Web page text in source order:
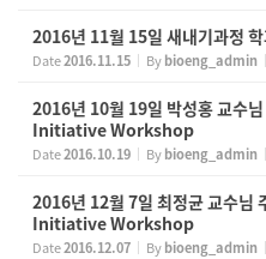
2016년 11월 15일 새내기과정
Date2016.11.15 Bybioeng_admin
2016년 10월 19일 박성홍 교
Initiative Workshop
Date2016.10.19 Bybioeng_admin
2016년 12월 7일 최정균 교수
Initiative Workshop
Date2016.12.07 Bybioeng_admin